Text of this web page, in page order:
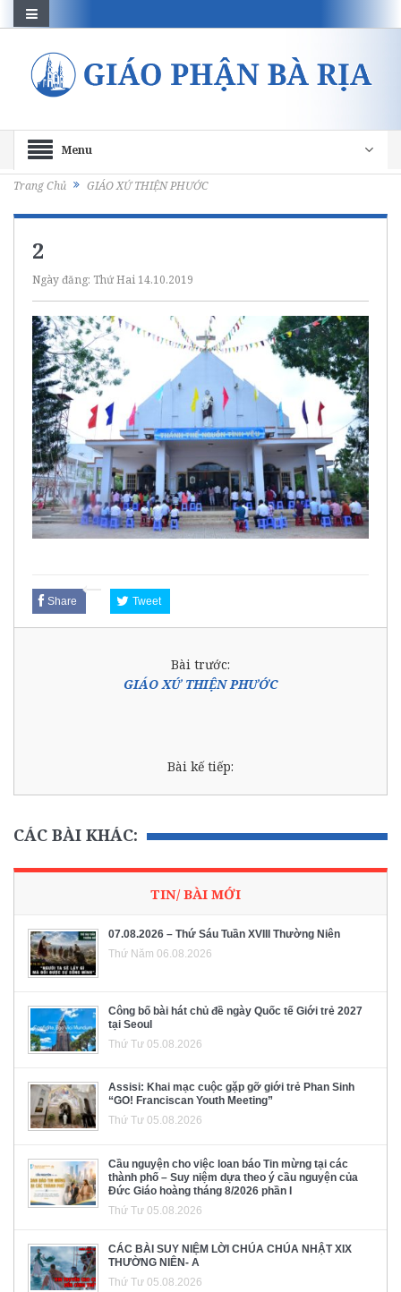
Menu
Trang Chủ GIÁO XỨ THIỆN PHƯỚC
2
Ngày đăng: Thứ Hai 14.10.2019
Share Tweet
Bài trước:
GIÁO XỨ THIỆN PHƯỚC
Bài kế tiếp:
CÁC BÀI KHÁC:
TIN/ BÀI MỚI
07.08.2026 – Thứ Sáu Tuần XVIII Thường Niên
Thứ Năm 06.08.2026
Công bố bài hát chủ đề ngày Quốc tế Giới trẻ 2027
tại Seoul
Thứ Tư 05.08.2026
Assisi: Khai mạc cuộc gặp gỡ giới trẻ Phan Sinh
“GO! Franciscan Youth Meeting”
Thứ Tư 05.08.2026
Cầu nguyện cho việc loan báo Tin mừng tại các
thành phố – Suy niệm dựa theo ý cầu nguyện của
Đức Giáo hoàng tháng 8/2026 phần I
Thứ Tư 05.08.2026
CÁC BÀI SUY NIỆM LỜI CHÚA CHÚA NHẬT XIX
THƯỜNG NIÊN- A
Thứ Tư 05.08.2026